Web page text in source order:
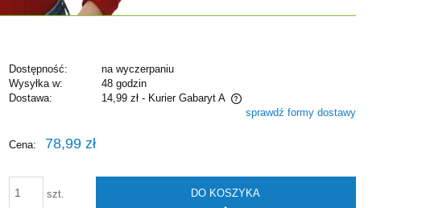
Dostępność:
na wyczerpaniu
Wysyłka w:
48 godzin
Dostawa:
14,99 zł - Kurier Gabaryt A
płatności
sprawdź formy dostawy
Cena: 78,99 zł
szt. DO KOSZYKA